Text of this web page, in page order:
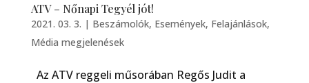
ATV – Nőnapi Tegyél jót!
2021. 03. 3. | Beszámolók, Események, Felajánlások,
Média megjelenések
Az ATV reggeli műsorában Regős Judit a